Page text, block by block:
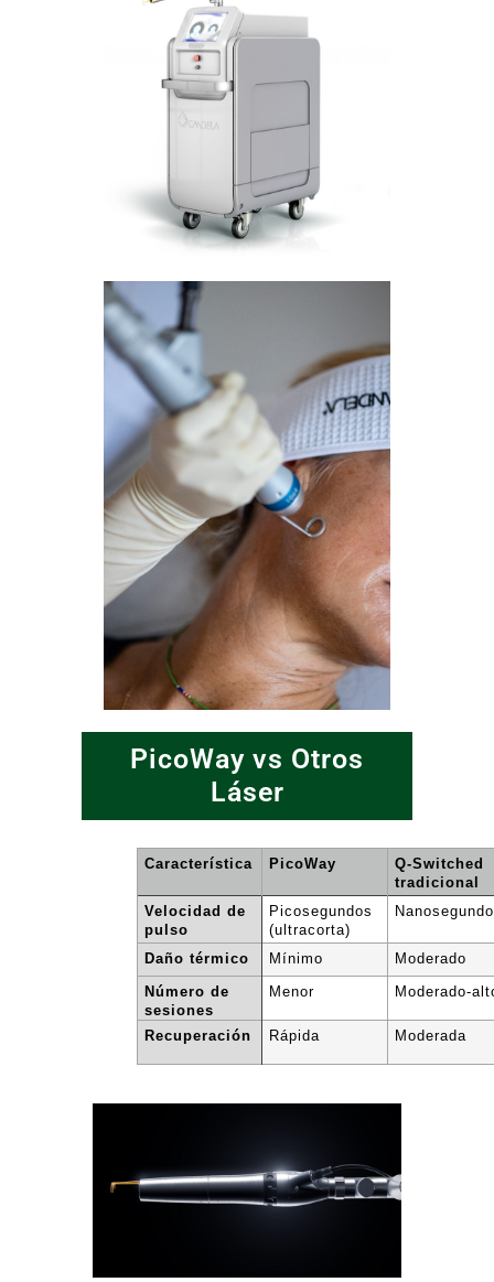
PicoWay vs Otros
Láser
Característica PicoWay
Q-Switched
tradicional
Velocidad de
pulso
Picosegundos
(ultracorta)
Daño térmico Mínimo
Moderado
Número de
sesiones
Menor Moderado-
Recuperación Rápida Moderada